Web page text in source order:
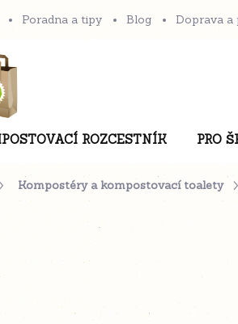
Poradna a tipy Blog Doprava a
ROZCESTNÍK PRO
Kompostéry a kompostovací toalety